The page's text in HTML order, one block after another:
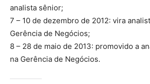
analista sênior;
7 – 10 de dezembro de 2012: vira
Gerência de Negócios;
8 – 28 de maio de 2013: promovido a
na Gerência de Negócios.